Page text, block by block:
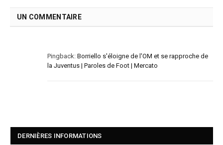
UN COMMENTAIRE
Pingback: Borriello s'éloigne de l'OM et se rapproche de
la Juventus | Paroles de Foot | Mercato
DERNIÈRES INFORMATIONS